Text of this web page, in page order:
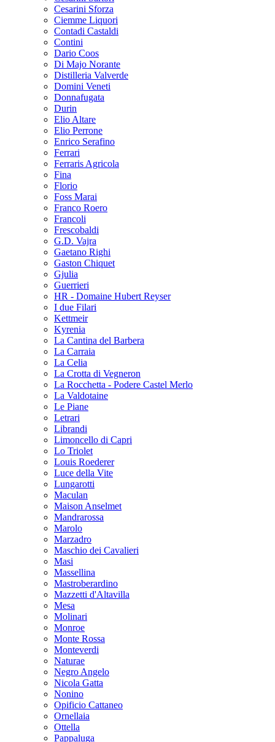
Cesarini Sforza
Ciemme Liquori
Contadi Castaldi
Contini
Dario Coos
Di Majo Norante
Distilleria Valverde
Domini Veneti
Donnafugata
Durin
Elio Altare
Elio Perrone
Enrico Serafino
Ferrari
Ferraris Agricola
Fina
Florio
Foss Marai
Franco Roero
Francoli
Frescobaldi
G.D. Vajra
Gaetano Righi
Gaston Chiquet
Gjulia
Guerrieri
HR - Domaine Hubert Reyser
I due Filari
Kettmeir
Kyrenia
La Cantina del Barbera
La Carraia
La Celia
La Crotta di Vegneron
La Rocchetta - Podere Castel Merlo
La Valdotaine
Le Piane
Letrari
Librandi
Limoncello di Capri
Lo Triolet
Louis Roederer
Luce della Vite
Lungarotti
Maculan
Maison Anselmet
Mandrarossa
Marolo
Marzadro
Maschio dei Cavalieri
Masi
Massellina
Mastroberardino
Mazzetti d'Altavilla
Mesa
Molinari
Monroe
Monte Rossa
Monteverdi
Naturae
Negro Angelo
Nicola Gatta
Nonino
Opificio Cattaneo
Ornellaia
Ottella
Pappaluga